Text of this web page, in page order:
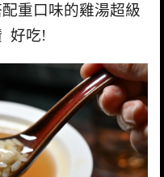
重口味的雞湯超級
好吃!